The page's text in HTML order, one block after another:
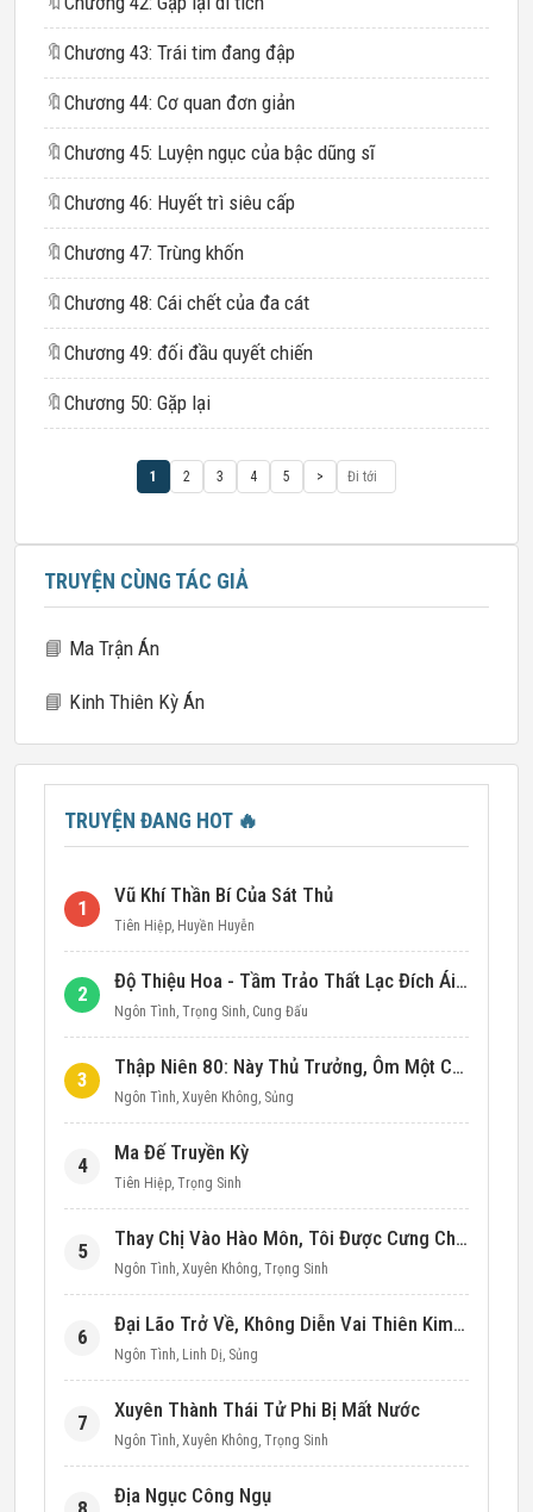
🔖 Chương 43: Trái tim đang đập
🔖 Chương 44: Cơ quan đơn giản
🔖 Chương 45: Luyện ngục của bậc dũng sĩ
🔖 Chương 46: Huyết trì siêu cấp
🔖 Chương 47: Trùng khốn
🔖 Chương 48: Cái chết của đa cát
🔖 Chương 49: đối đầu quyết chiến
🔖 Chương 50: Gặp lại
1 2 3 4 5 >
TRUYỆN CÙNG TÁC GIẢ
📘 Ma Trận Án
📘 Kinh Thiên Kỳ Án
TRUYỆN ĐANG HOT 🔥
1
Vũ Khí Thần Bí Của Sát Thủ
Tiên Hiệp, Huyền Huyễn
2
Độ Thiệu Hoa - Tầm Trảo Thất Lạc Đích Ái Tình
Ngôn Tình, Trọng Sinh, Cung Đấu
3
Thập Niên 80: Này Thủ Trưởng, Ôm Một Cái Đi!
Ngôn Tình, Xuyên Không, Sủng
4
Ma Đế Truyền Kỳ
Tiên Hiệp, Trọng Sinh
5
Thay Chị Vào Hào Môn, Tôi Được Cưng Chiều Hết Mực (Thập Niên 90)
Ngôn Tình, Xuyên Không, Trọng Sinh
6
Đại Lão Trở Về, Không Diễn Vai Thiên Kim Giả Nữa
Ngôn Tình, Linh Dị, Sủng
7
Xuyên Thành Thái Tử Phi Bị Mất Nước
Ngôn Tình, Xuyên Không, Trọng Sinh
Địa Ngục Công Ngụ